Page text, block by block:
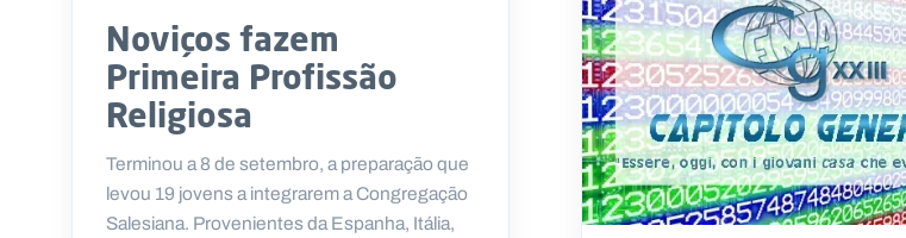
Noviços fazem
Primeira Profissão
Religiosa
Terminou a 8 de setembro, a preparação que
levou 19 jovens a integrarem a Congregação
Salesiana. Provenientes da Espanha, Itália,